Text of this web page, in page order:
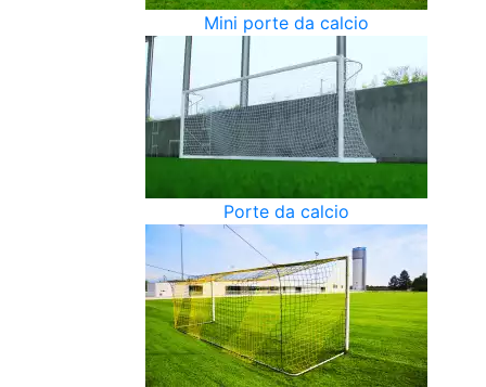
Mini porte da calcio
Porte da calcio